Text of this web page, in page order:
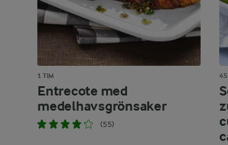
1 TIM
Entrecote med
medelhavsgrönsaker
(55)
45